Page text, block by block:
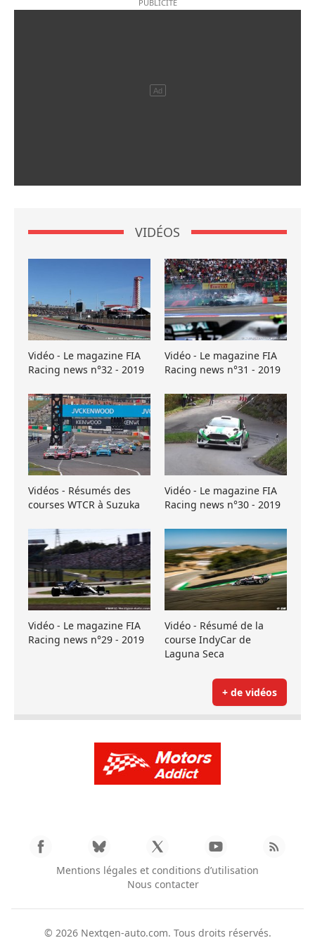
VIDÉOS
Vidéo - Le magazine FIA
Racing news n°32 - 2019
Vidéo - Le magazine FIA
Racing news n°31 - 2019
Vidéos - Résumés des
courses WTCR à Suzuka
Vidéo - Le magazine FIA
Racing news n°30 - 2019
Vidéo - Le magazine FIA
Racing news n°29 - 2019
Vidéo - Résumé de la
course IndyCar de
Laguna Seca
+ de vidéos
Mentions légales et conditions d’utilisation
Nous contacter
© 2026 Nextgen-auto.com. Tous droits réservés.